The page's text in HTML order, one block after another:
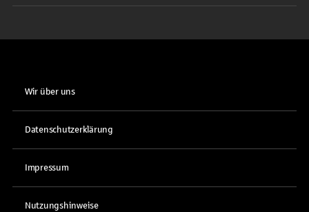
Wir über uns
Datenschutzerklärung
Impressum
Nutzungshinweise